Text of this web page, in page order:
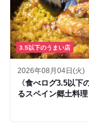
3.5以下のうまい店
2026年08月04日(火)
〈食べログ3.5以
るスペイン郷土料理